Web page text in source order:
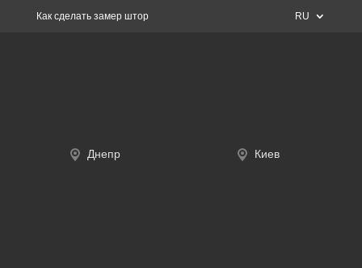
Как сделать замер штор RU
Днепр Киев